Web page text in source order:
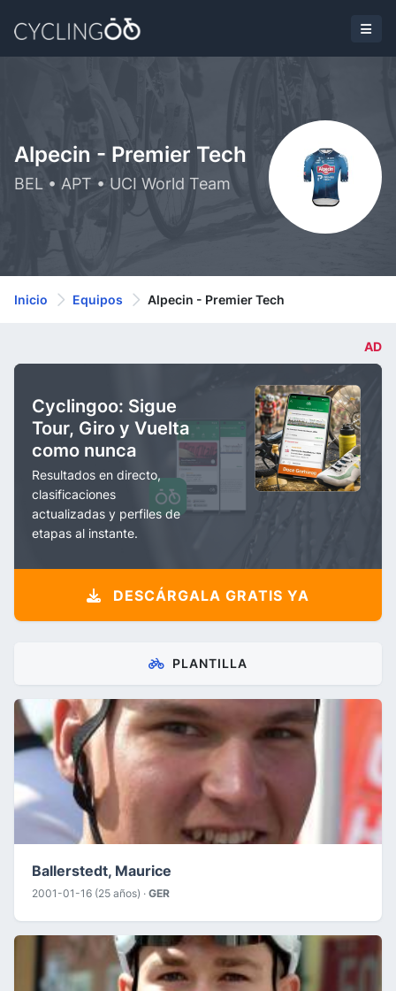
Alpecin - Premier Tech
BEL • APT • UCI World Team
Inicio Equipos Alpecin - Premier Tech
AD
Cyclingoo: Sigue
Tour, Giro y Vuelta
como nunca
Resultados en directo,
clasificaciones
actualizadas y perfiles de
etapas al instante.
DESCÁRGALA GRATIS YA
PLANTILLA
Ballerstedt, Maurice
2001-01-16 (25 años) · GER